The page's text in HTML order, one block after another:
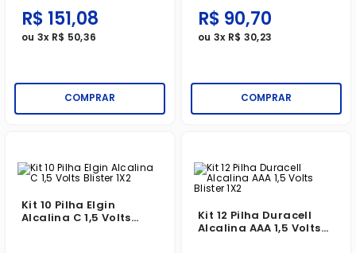
Unidades
R$ 151,08
ou 3x R$ 50,36
COMPRAR
R$ 90,70
ou 3x R$ 30,23
COMPRAR
Kit 10 Pilha Elgin
Alcalina C 1,5 Volts
Kit 12 Pilha Duracell
Alcalina AAA 1,5 Volts